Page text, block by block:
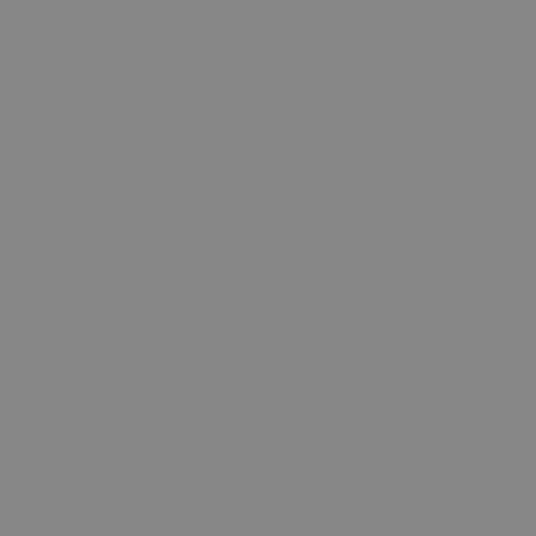
Universal
session and
It is
session